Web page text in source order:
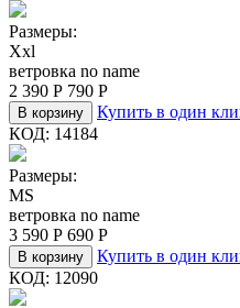
Размеры:
Xxl
ветровка no name
2 390 Р 790 Р
В корзину
Купить в один
КОД: 14184
Размеры:
MS
ветровка no name
3 590 Р 690 Р
В корзину
Купить в один
КОД: 12090